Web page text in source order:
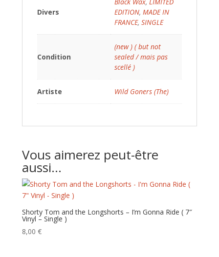
Divers
EDITION, MADE IN
FRANCE, SINGLE
Condition
(new ) ( but not
sealed / mais pas
scellé )
Artiste Wild Goners (The)
Vous aimerez peut-être
aussi…
Shorty Tom and the Longshorts – I’m Gonna Ride ( 7″
Vinyl – Single )
8,00 €